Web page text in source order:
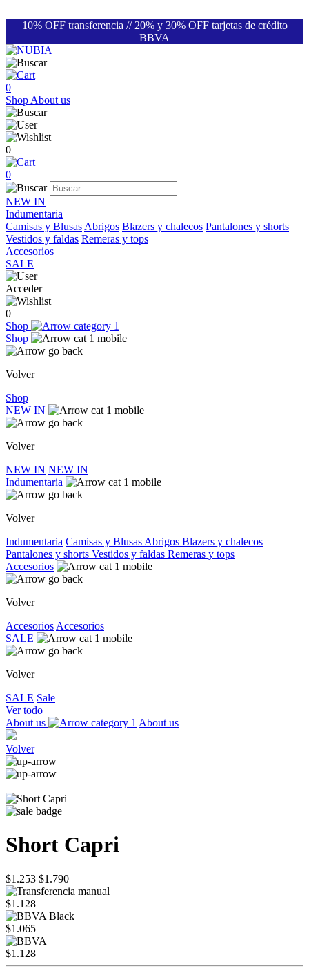
10% OFF transferencia // 20% y 30% OFF tarjetas de crédito
BBVA
0
Shop About us
0
0
NEW IN
Indumentaria
Camisas y Blusas Abrigos Blazers y chalecos Pantalones y shorts
Vestidos y faldas Remeras y tops
Accesorios
SALE
Acceder
0
Shop
Shop
Volver
Shop
NEW IN
Volver
NEW IN NEW IN
Indumentaria
Volver
Indumentaria Camisas y Blusas Abrigos Blazers y chalecos
Pantalones y shorts Vestidos y faldas Remeras y tops
Accesorios
Volver
Accesorios Accesorios
SALE
Volver
SALE Sale
Ver todo
About us
About us
Volver
Short Capri
$1.253 $1.790
$1.128
$1.065
$1.128